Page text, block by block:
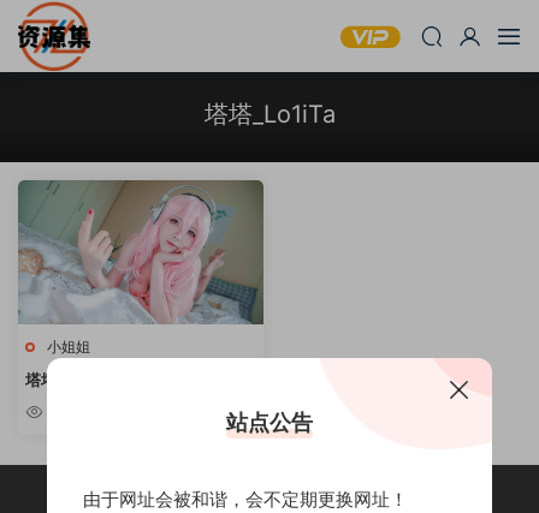
塔塔_Lo1iTa
小姐姐
塔塔_Lo1iTa – 6套写真合集 [持续
更新]4.04k 站点公告
由于网址会被和谐，会不定期更换网址！